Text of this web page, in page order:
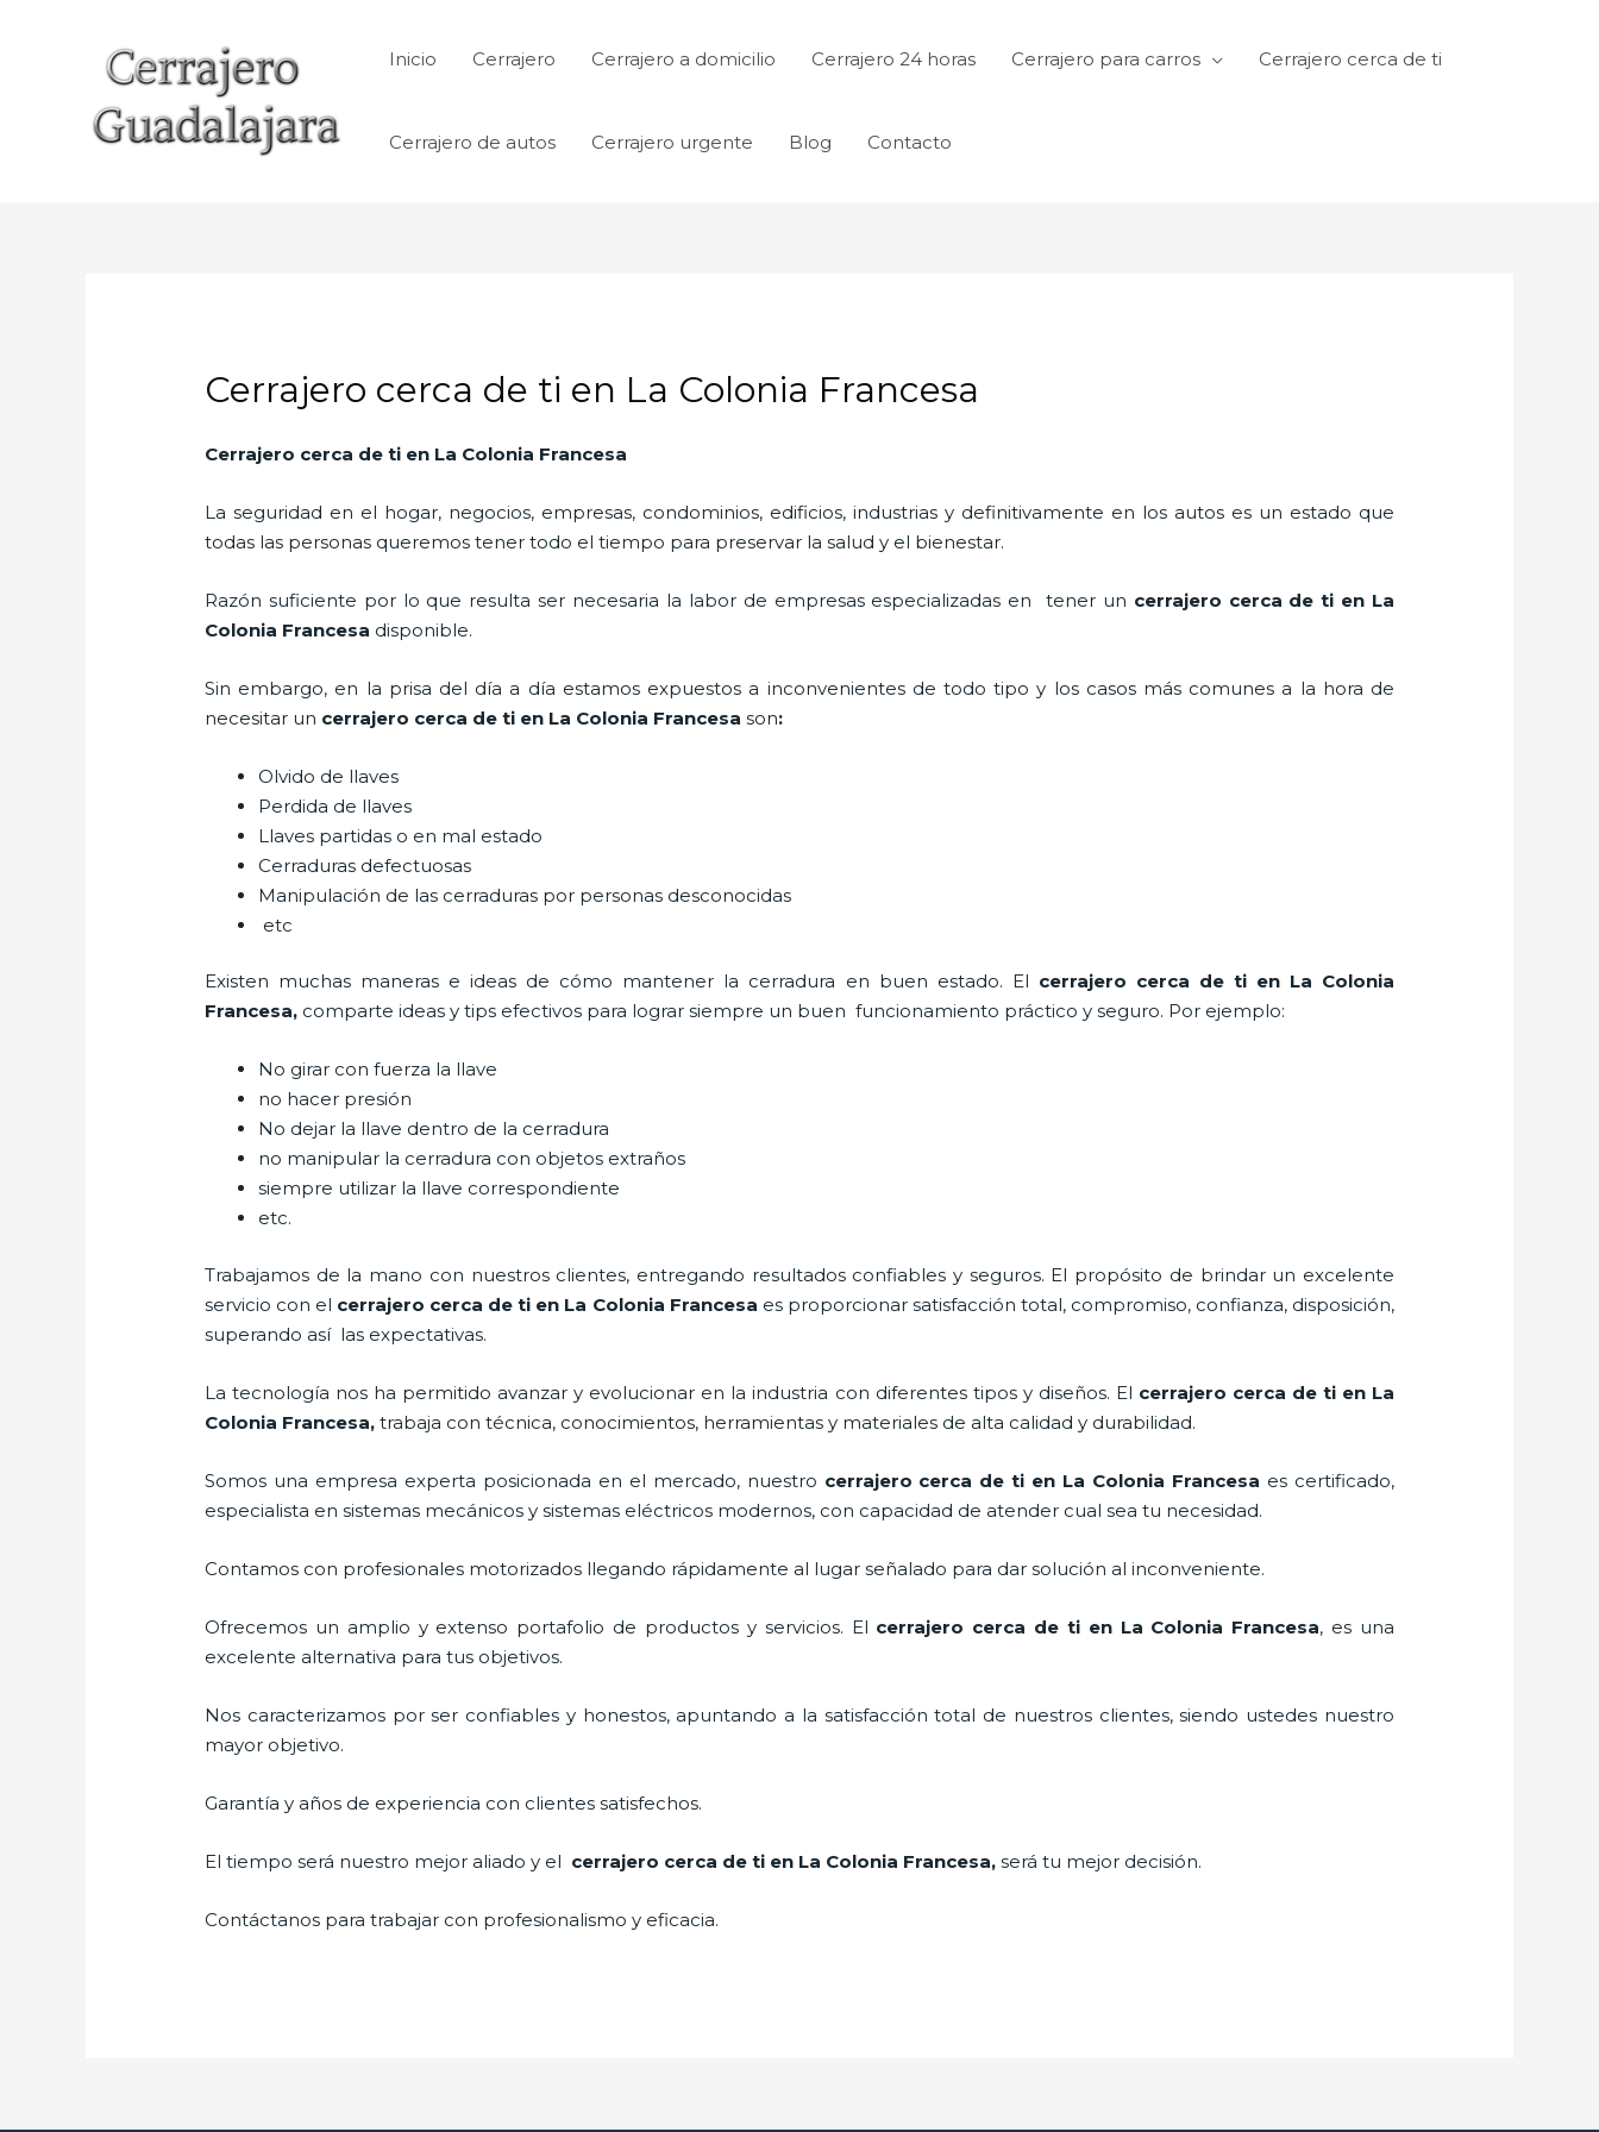
Inicio Cerrajero Cerrajero a domicilio Cerrajero 24 horas Cerrajero para carros Cerrajero cerca de ti
Cerrajero de autos Cerrajero urgente Blog Contacto
Cerrajero cerca de ti en La Colonia Francesa
Cerrajero cerca de ti en La Colonia Francesa
La seguridad en el hogar, negocios, empresas, condominios, edificios, industrias y definitivamente en los autos es un estado que
todas las personas queremos tener todo el tiempo para preservar la salud y el bienestar.
Razón suficiente por lo que resulta ser necesaria la labor de empresas especializadas en tener un cerrajero cerca de ti en La
Colonia Francesa disponible.
Sin embargo, en la prisa del día a día estamos expuestos a inconvenientes de todo tipo y los casos más comunes a la hora de
necesitar un cerrajero cerca de ti en La Colonia Francesa son:
Olvido de llaves
Perdida de llaves
Llaves partidas o en mal estado
Cerraduras defectuosas
Manipulación de las cerraduras por personas desconocidas
etc
Existen muchas maneras e ideas de cómo mantener la cerradura en buen estado. El cerrajero cerca de ti en La Colonia
Francesa, comparte ideas y tips efectivos para lograr siempre un buen funcionamiento práctico y seguro. Por ejemplo:
No girar con fuerza la llave
no hacer presión
No dejar la llave dentro de la cerradura
no manipular la cerradura con objetos extraños
siempre utilizar la llave correspondiente
etc.
Trabajamos de la mano con nuestros clientes, entregando resultados confiables y seguros. El propósito de brindar un excelente
servicio con el cerrajero cerca de ti en La Colonia Francesa es proporcionar satisfacción total, compromiso, confianza, disposición,
superando así las expectativas.
La tecnología nos ha permitido avanzar y evolucionar en la industria con diferentes tipos y diseños. El cerrajero cerca de ti en La
Colonia Francesa,trabaja con técnica, conocimientos, herramientas y materiales de alta calidad y durabilidad.
Somos una empresa experta posicionada en el mercado, nuestro cerrajero cerca de ti en La Colonia Francesa es certificado,
especialista en sistemas mecánicos y sistemas eléctricos modernos, con capacidad de atender cual sea tu necesidad.
Contamos con profesionales motorizados llegando rápidamente al lugar señalado para dar solución al inconveniente.
Ofrecemos un amplio y extenso portafolio de productos y servicios. El cerrajero cerca de ti en La Colonia Francesa, es una
excelente alternativa para tus objetivos.
Nos caracterizamos por ser confiables y honestos, apuntando a la satisfacción total de nuestros clientes, siendo ustedes nuestro
mayor objetivo.
Garantía y años de experiencia con clientes satisfechos.
El tiempo será nuestro mejor aliado y el cerrajero cerca de ti en La Colonia Francesa,será tu mejor decisión.
Contáctanos para trabajar con profesionalismo y eficacia.